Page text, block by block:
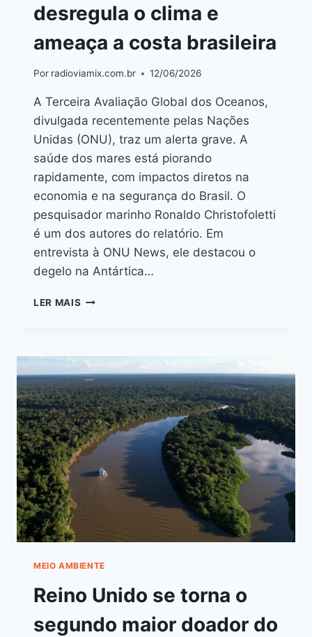
desregula o clima e
ameaça a costa brasileira
Por radioviamix.com.br 12/06/2026
A Terceira Avaliação Global dos Oceanos,
divulgada recentemente pelas Nações
Unidas (ONU), traz um alerta grave. A
saúde dos mares está piorando
rapidamente, com impactos diretos na
economia e na segurança do Brasil. O
pesquisador marinho Ronaldo Christofoletti
é um dos autores do relatório. Em
entrevista à ONU News, ele destacou o
degelo na Antártica…
LER MAIS
MEIO AMBIENTE
Reino Unido se torna o
segundo maior doador do